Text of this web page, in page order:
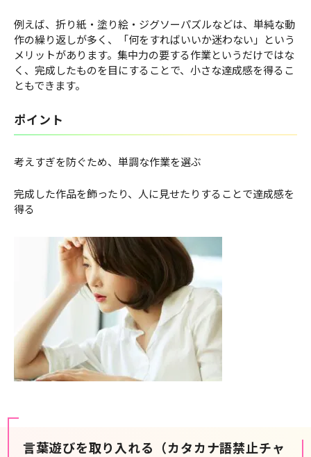
例えば、折り紙・塗り絵・ジグソーパズルなどは、単純な動
作の繰り返しが多く、「何をすればいいか迷わない」という
メリットがあります。集中力の要する作業というだけではな
く、完成したものを目にすることで、小さな達成感を得るこ
ともできます。
ポイント
考えすぎを防ぐため、単調な作業を選ぶ
完成した作品を飾ったり、人に見せたりすることで達成感を
得る
言葉遊びを取り入れる（カタカナ語禁止チャ